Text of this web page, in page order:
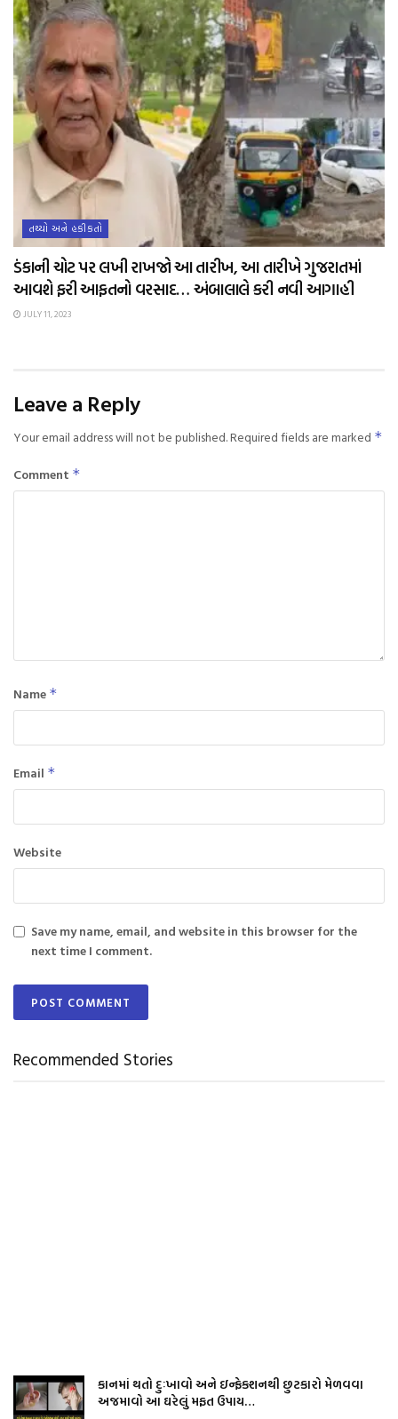
તથ્યો અને હકીકતો
ડંકાની ચોટ પર લખી રાખજો આ તારીખ, આ તારીખે ગુજરાતમાં
આવશે ફરી આફતનો વરસાદ… અંબાલાલે કરી નવી આગાહી
JULY 11, 2023
Leave a Reply
Your email address will not be published.Required fields are marked *
Comment *
Name *
Email *
Website
Save my name, email, and website in this browser for the
next time I comment.
Recommended Stories
કાનમાં થતો દુઃખાવો અને ઇન્ફેકશનથી છુટકારો મેળવવા
અજમાવો આ ઘરેલું મફત ઉપાય…